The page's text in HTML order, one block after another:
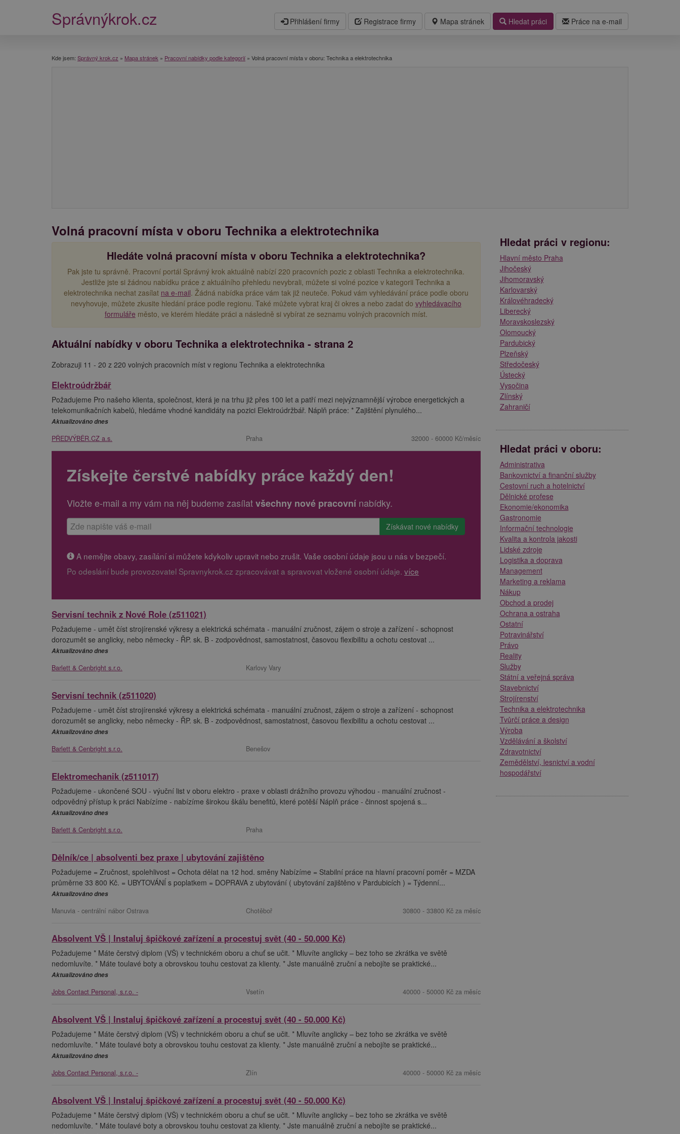
Mapa stránek Hledat práci Práce na e-mail
Správnýkrok.cz Přihlášení firmy Registrace firmy
Kde jsem: Správný krok.cz » Mapa stránek » Pracovní nabídky podle kategorií » Volná pracovní místa v oboru: Technika a elektrotechnika
Volná pracovní místa v oboru Technika a elektrotechnika
Hledáte volná pracovní místa v oboru Technika a elektrotechnika?
Pak jste tu správně. Pracovní portál Správný krok aktuálně nabízí 220 pracovních pozic z oblasti Technika a elektrotechnika.
Jestliže jste si žádnou nabídku práce z aktuálního přehledu nevybrali, můžete si volné pozice v kategorii Technika a
elektrotechnika nechat zasílat na e-mail. Žádná nabídka práce vám tak již neuteče. Pokud vám vyhledávání práce podle oboru
nevyhovuje, můžete zkusite hledání práce podle regionu. Také můžete vybrat kraj či okres a nebo zadat do vyhledávacího
formuláře město, ve kterém hledáte práci a následně si vybírat ze seznamu volných pracovních míst.
Aktuální nabídky v oboru Technika a elektrotechnika - strana 2
Zobrazuji 11 - 20 z 220 volných pracovních míst v regionu Technika a elektrotechnika
Elektroúdržbář
Požadujeme Pro našeho klienta, společnost, která je na trhu již přes 100 let a patří mezi nejvýznamnější výrobce energetických a
telekomunikačních kabelů, hledáme vhodné kandidáty na pozici Elektroúdržbář. Náplň práce: * Zajištění plynulého...
Aktualizováno dnes
PŘEDVÝBĚR.CZ a.s. Praha 32000 - 60000 Kč/měsíc
Získejte čerstvé nabídky práce každý den!
Vložte e-mail a my vám na něj budeme zasílatvšechny nové pracovní nabídky.
A nemějte obavy, zasílání si můžete kdykoliv upravit nebo zrušit. Vaše osobní údaje jsou u nás v bezpečí.
Po odeslání bude provozovatel Spravnykrok.cz zpracovávat a spravovat vložené osobní údaje. více
Servisní technik z Nové Role (z511021)
Požadujeme - umět číst strojírenské výkresy a elektrická schémata - manuální zručnost, zájem o stroje a zařízení - schopnost
dorozumět se anglicky, nebo německy - ŘP. sk. B - zodpovědnost, samostatnost, časovou flexibilitu a ochotu cestovat ...
Aktualizováno dnes
Barlett & Cenbright s.r.o. Karlovy Vary
Servisní technik (z511020)
Požadujeme - umět číst strojírenské výkresy a elektrická schémata - manuální zručnost, zájem o stroje a zařízení - schopnost
dorozumět se anglicky, nebo německy - ŘP. sk. B - zodpovědnost, samostatnost, časovou flexibilitu a ochotu cestovat ...
Aktualizováno dnes
Barlett & Cenbright s.r.o. Benešov
Elektromechanik (z511017)
Požadujeme - ukončené SOU - výuční list v oboru elektro - praxe v oblasti drážního provozu výhodou - manuální zručnost -
odpovědný přístup k práci Nabízíme - nabízíme širokou škálu benefitů, které potěší Náplň práce - činnost spojená s...
Aktualizováno dnes
Barlett & Cenbright s.r.o. Praha
Dělník/ce | absolventi bez praxe | ubytování zajištěno
Požadujeme = Zručnost, spolehlivost = Ochota dělat na 12 hod. směny Nabízíme = Stabilní práce na hlavní pracovní poměr = MZDA
průměrne 33 800 Kč. = UBYTOVÁNÍ s poplatkem = DOPRAVA z ubytování ( ubytování zajištěno v Pardubicích ) = Týdenní...
Aktualizováno dnes
Manuvia - centrální nábor Ostrava Chotěboř 30800 - 33800 Kč za měsíc
Absolvent VŠ | Instaluj špičkové zařízení a procestuj svět (40 - 50.000 Kč)
Požadujeme * Máte čerstvý diplom (VŠ) v technickém oboru a chuť se učit. * Mluvíte anglicky – bez toho se zkrátka ve světě
nedomluvíte. * Máte toulavé boty a obrovskou touhu cestovat za klienty. * Jste manuálně zruční a nebojíte se praktické...
Aktualizováno dnes
Jobs Contact Personal, s.r.o. - Vsetín 40000 - 50000 Kč za měsíc
Absolvent VŠ | Instaluj špičkové zařízení a procestuj svět (40 - 50.000 Kč)
Požadujeme * Máte čerstvý diplom (VŠ) v technickém oboru a chuť se učit. * Mluvíte anglicky – bez toho se zkrátka ve světě
nedomluvíte. * Máte toulavé boty a obrovskou touhu cestovat za klienty. * Jste manuálně zruční a nebojíte se praktické...
Aktualizováno dnes
Jobs Contact Personal, s.r.o. - Zlín 40000 - 50000 Kč za měsíc
Absolvent VŠ | Instaluj špičkové zařízení a procestuj svět (40 - 50.000 Kč)
Požadujeme * Máte čerstvý diplom (VŠ) v technickém oboru a chuť se učit. * Mluvíte anglicky – bez toho se zkrátka ve světě
nedomluvíte. * Máte toulavé boty a obrovskou touhu cestovat za klienty. * Jste manuálně zruční a nebojíte se praktické...
Hledat práci v regionu:
Hlavní město Praha
Jihočeský
Jihomoravský
Karlovarský
Královéhradecký
Liberecký
Moravskoslezský
Olomoucký
Pardubický
Plzeňský
Středočeský
Ústecký
Vysočina
Zlínský
Zahraničí
Hledat práci v oboru:
Administrativa
Bankovnictví a finanční služby
Cestovní ruch a hotelnictví
Dělnické profese
Ekonomie/ekonomika
Gastronomie
Informační technologie
Kvalita a kontrola jakosti
Lidské zdroje
Logistika a doprava
Management
Marketing a reklama
Nákup
Obchod a prodej
Ochrana a ostraha
Ostatní
Potravinářství
Právo
Reality
Služby
Státní a veřejná správa
Stavebnictví
Strojírenství
Technika a elektrotechnika
Tvůrčí práce a design
Výroba
Vzdělávání a školství
Zdravotnictví
Zemědělství, lesnictví a vodní
hospodářství